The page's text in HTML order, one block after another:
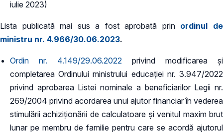
iulie 2023)
Lista publicată mai sus a fost aprobată prin ordinul de
ministru nr. 4.966/30.06.2023.
Ordin nr. 4.149/29.06.2022 privind modificarea și
completarea Ordinului ministrului educației nr. 3.947/2022
privind aprobarea Listei nominale a beneficiarilor Legii nr.
269/2004 privind acordarea unui ajutor financiar în vederea
stimulării achiziționării de calculatoare și venitul maxim brut
lunar pe membru de familie pentru care se acordă ajutorul